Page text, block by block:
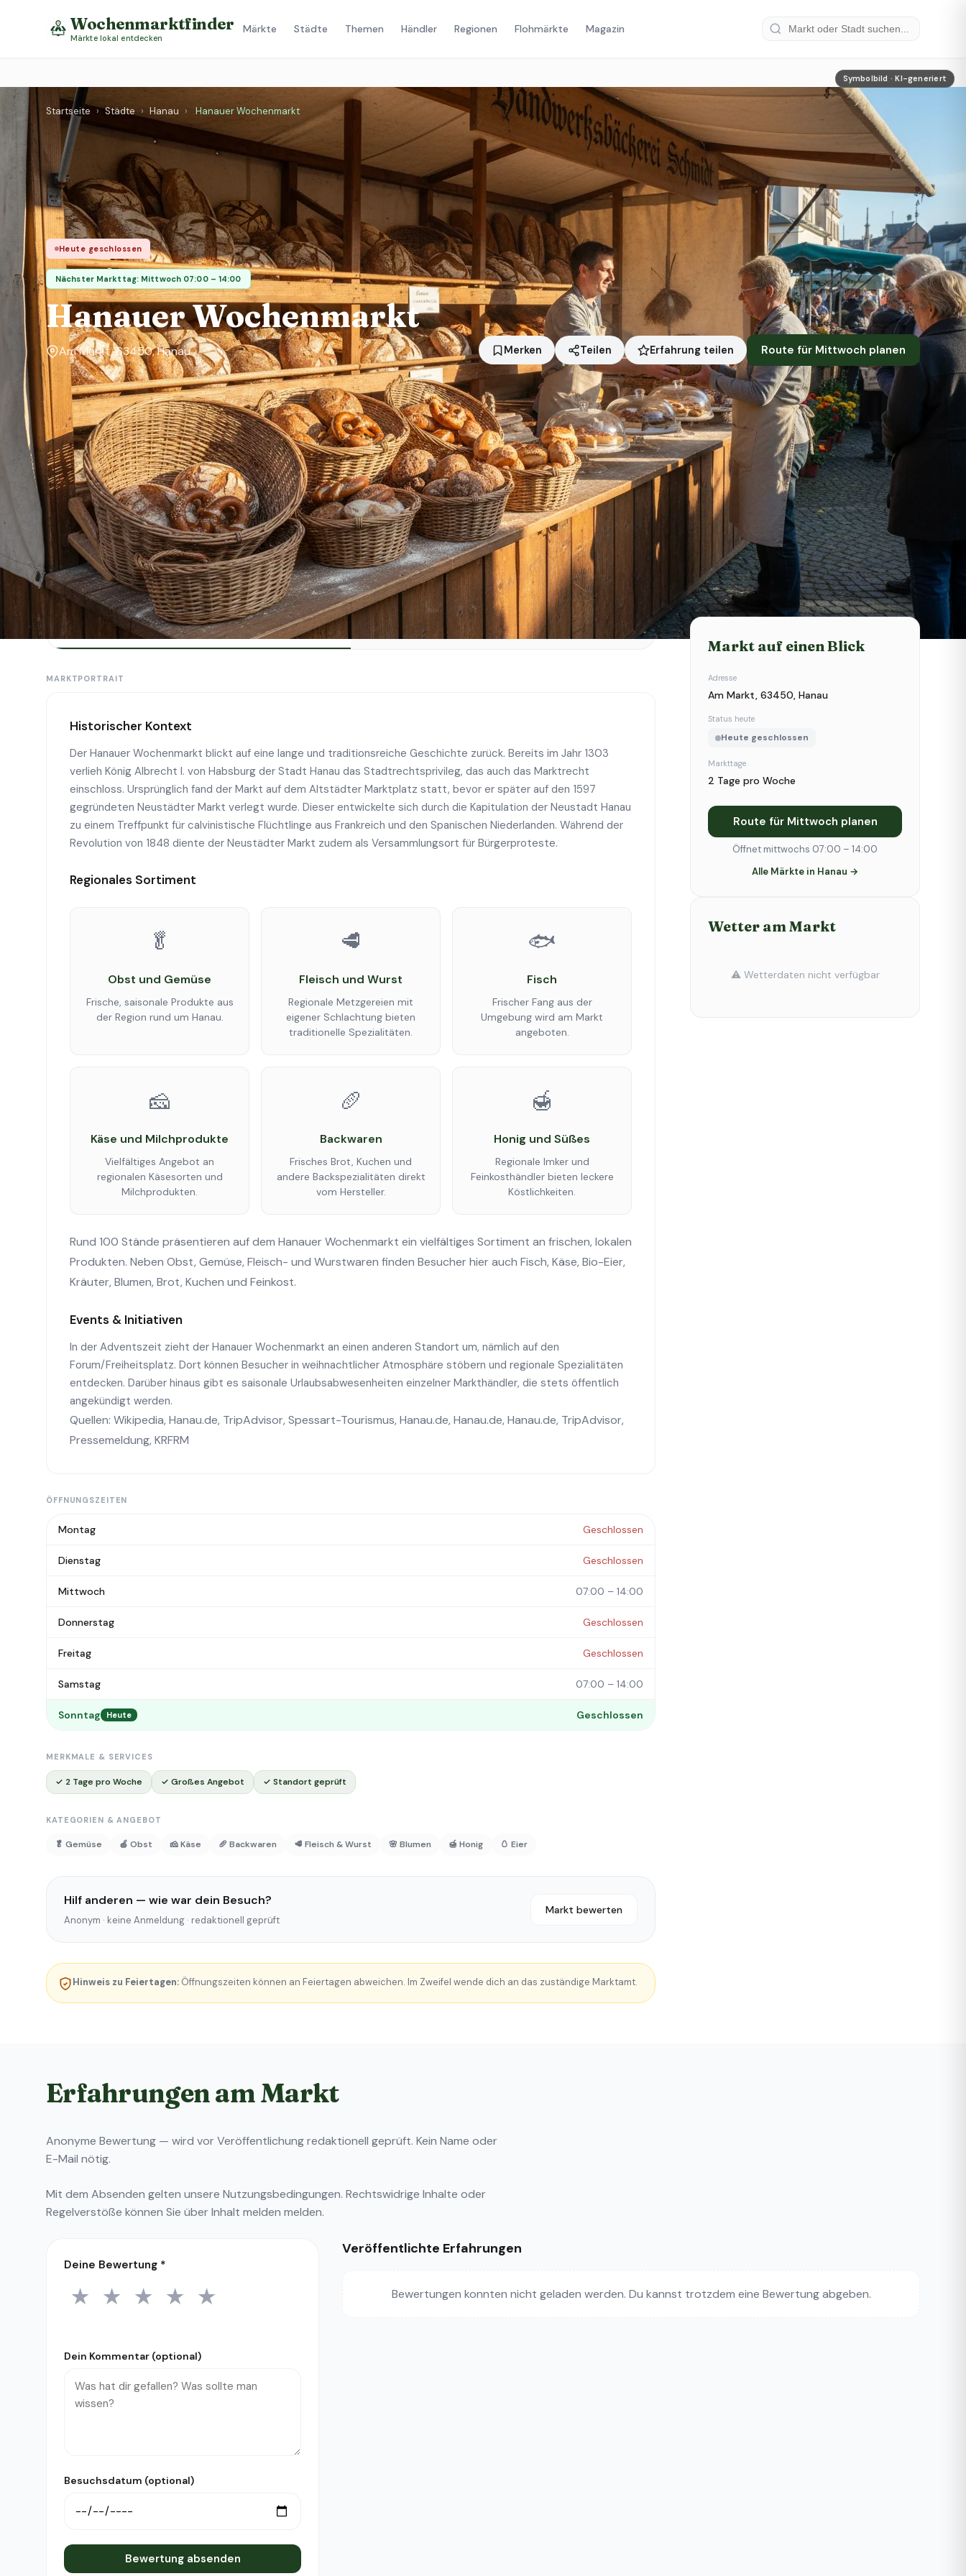
Wochenmarktfinder
Märkte lokal entdecken
Märkte Städte Themen Händler Regionen Flohmärkte Magazin
Symbolbild · KI-generiert
Startseite › Städte › Hanau › Hanauer Wochenmarkt
Heute geschlossen
Nächster Markttag: Mittwoch 07:00 – 14:00
Hanauer Wochenmarkt
Am Markt, 63450, Hanau Merken Teilen Erfahrung teilen Route für Mittwoch planen
Symbolbild · KI-generiert
Markttage
Mittwoch, Samstag
Standort
Hanau
Status heute
Heute geschlossen
Über den Markt Händler
MARKTPORTRAIT
Historischer Kontext
Der Hanauer Wochenmarkt blickt auf eine lange und traditionsreiche Geschichte zurück. Bereits im Jahr 1303
verlieh König Albrecht I. von Habsburg der Stadt Hanau das Stadtrechtsprivileg, das auch das Marktrecht
einschloss. Ursprünglich fand der Markt auf dem Altstädter Marktplatz statt, bevor er später auf den 1597
gegründeten Neustädter Markt verlegt wurde. Dieser entwickelte sich durch die Kapitulation der Neustadt Hanau
zu einem Treffpunkt für calvinistische Flüchtlinge aus Frankreich und den Spanischen Niederlanden. Während der
Revolution von 1848 diente der Neustädter Markt zudem als Versammlungsort für Bürgerproteste.
Regionales Sortiment
🥬
Obst und Gemüse
Frische, saisonale Produkte aus
der Region rund um Hanau.
🥩
Fleisch und Wurst
Regionale Metzgereien mit
eigener Schlachtung bieten
traditionelle Spezialitäten.
🐟
Fisch
Frischer Fang aus der
Umgebung wird am Markt
angeboten.
🧀
Käse und Milchprodukte
Vielfältiges Angebot an
regionalen Käsesorten und
Milchprodukten.
🥖
Backwaren
Frisches Brot, Kuchen und
andere Backspezialitäten direkt
vom Hersteller.
🍯
Honig und Süßes
Regionale Imker und
Feinkosthändler bieten leckere
Köstlichkeiten.
Rund 100 Stände präsentieren auf dem Hanauer Wochenmarkt ein vielfältiges Sortiment an frischen, lokalen
Produkten. Neben Obst, Gemüse, Fleisch- und Wurstwaren finden Besucher hier auch Fisch, Käse, Bio-Eier,
Kräuter, Blumen, Brot, Kuchen und Feinkost.
Events & Initiativen
In der Adventszeit zieht der Hanauer Wochenmarkt an einen anderen Standort um, nämlich auf den
Forum/Freiheitsplatz. Dort können Besucher in weihnachtlicher Atmosphäre stöbern und regionale Spezialitäten
entdecken. Darüber hinaus gibt es saisonale Urlaubsabwesenheiten einzelner Markthändler, die stets öffentlich
angekündigt werden.
Quellen: Wikipedia, Hanau.de, TripAdvisor, Spessart-Tourismus, Hanau.de, Hanau.de, Hanau.de, TripAdvisor,
Pressemeldung, KRFRM
ÖFFNUNGSZEITEN
Montag Geschlossen
Dienstag Geschlossen
Mittwoch 07:00 – 14:00
Donnerstag Geschlossen
Freitag Geschlossen
Samstag 07:00 – 14:00
Sonntag Heute Geschlossen
MERKMALE & SERVICES
✓ 2 Tage pro Woche ✓ Großes Angebot ✓ Standort geprüft
KATEGORIEN & ANGEBOT
🥬 Gemüse 🍎 Obst 🧀 Käse 🥖 Backwaren 🥩 Fleisch & Wurst 🌸 Blumen 🍯 Honig 🥚 Eier
Hilf anderen — wie war dein Besuch?
Anonym · keine Anmeldung · redaktionell geprüft
Markt bewerten
Hinweis zu Feiertagen: Öffnungszeiten können an Feiertagen abweichen. Im Zweifel wende dich an das zuständige Marktamt.
Markt auf einen Blick
Adresse
Am Markt, 63450, Hanau
Status heute
Heute geschlossen
Markttage
2 Tage pro Woche
Route für Mittwoch planen
Öffnet mittwochs 07:00 – 14:00
Alle Märkte in Hanau →
Wetter am Markt
⚠️ Wetterdaten nicht verfügbar
Erfahrungen am Markt
Anonyme Bewertung — wird vor Veröffentlichung redaktionell geprüft. Kein Name oder
E-Mail nötig.
Mit dem Absenden gelten unsere Nutzungsbedingungen. Rechtswidrige Inhalte oder
Regelverstöße können Sie überInhalt melden melden.
Deine Bewertung *
1 Stern
★ 2 Sterne
★ 3 Sterne
★ 4 Sterne
★ 5 Sterne
★
Dein Kommentar (optional)
Besuchsdatum (optional)
Bewertung absenden
Veröffentlichte Erfahrungen
Bewertungen konnten nicht geladen werden. Du kannst trotzdem eine Bewertung abgeben.